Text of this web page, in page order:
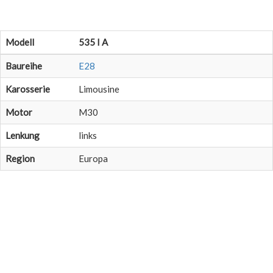
Modell 535 I A
Baureihe E28
Karosserie Limousine
Motor M30
Lenkung links
Region Europa